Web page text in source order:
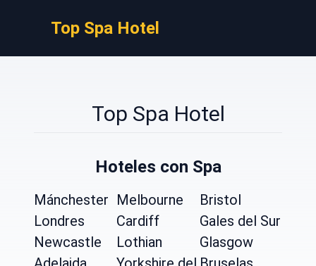
Top Spa Hotel
Top Spa Hotel
Hoteles con Spa
Mánchester Melbourne
Bristol
Londres
Cardiff
Gales del Sur
Newcastle
Lothian
Glasgow